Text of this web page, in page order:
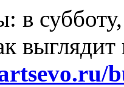
в